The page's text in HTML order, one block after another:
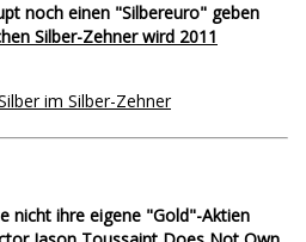
noch einen "Silbereuro" geben
Silber-Zehner wird 2011
im Silber-Zehner
nicht ihre eigene "Gold"-Aktien